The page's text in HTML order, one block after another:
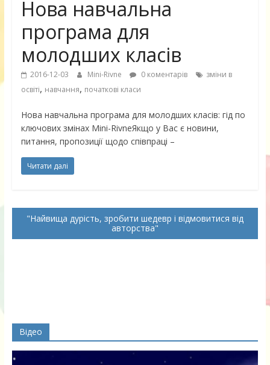
Нова навчальна
програма для
молодших класів
2016-12-03 Mini-Rivne 0 коментарів
зміни в
освіті, навчання, початкові класи
Нова навчальна програма для молодших класів: гід по
ключових змінах Mini-RivneЯкщо у Вас є новини,
питання, пропозиції щодо співпраці –
Читати далі
Найвища дурість, зробити шедевр і відмовитися від
авторства
Відео